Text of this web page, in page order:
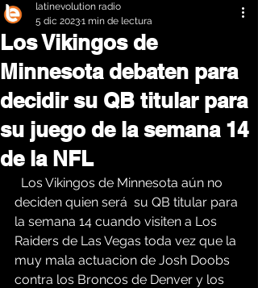
Los Vikingos de
Minnesota debaten para
decidir su QB titular para
su juego de la semana 14
de la NFL
latinevolution radio
5 dic 20231 min de lectura
deciden quien será  su QB titular para
la semana 14 cuando visiten a Los
Raiders de Las Vegas toda vez que la
muy mala actuacion de Josh Doobs
contra los Broncos de Denver y los